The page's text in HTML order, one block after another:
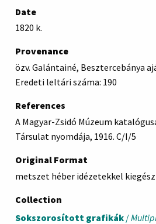
Date
1820 k.
Provenance
özv. Galántainé, Besztercebánya
Eredeti leltári száma: 190
References
A Magyar-Zsidó Múzeum
Társulat nyomdája, 1916. C/I/5
Original Format
metszet héber idézetekkel
Collection
Sokszorosított grafikák /